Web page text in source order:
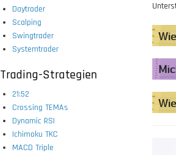
Daytrader
Scalping
Swingtrader
Systemtrader
Trading-Strategien
21:52
Crossing TEMAs
Dynamic RSI
Ichimoku TKC
MACD Triple